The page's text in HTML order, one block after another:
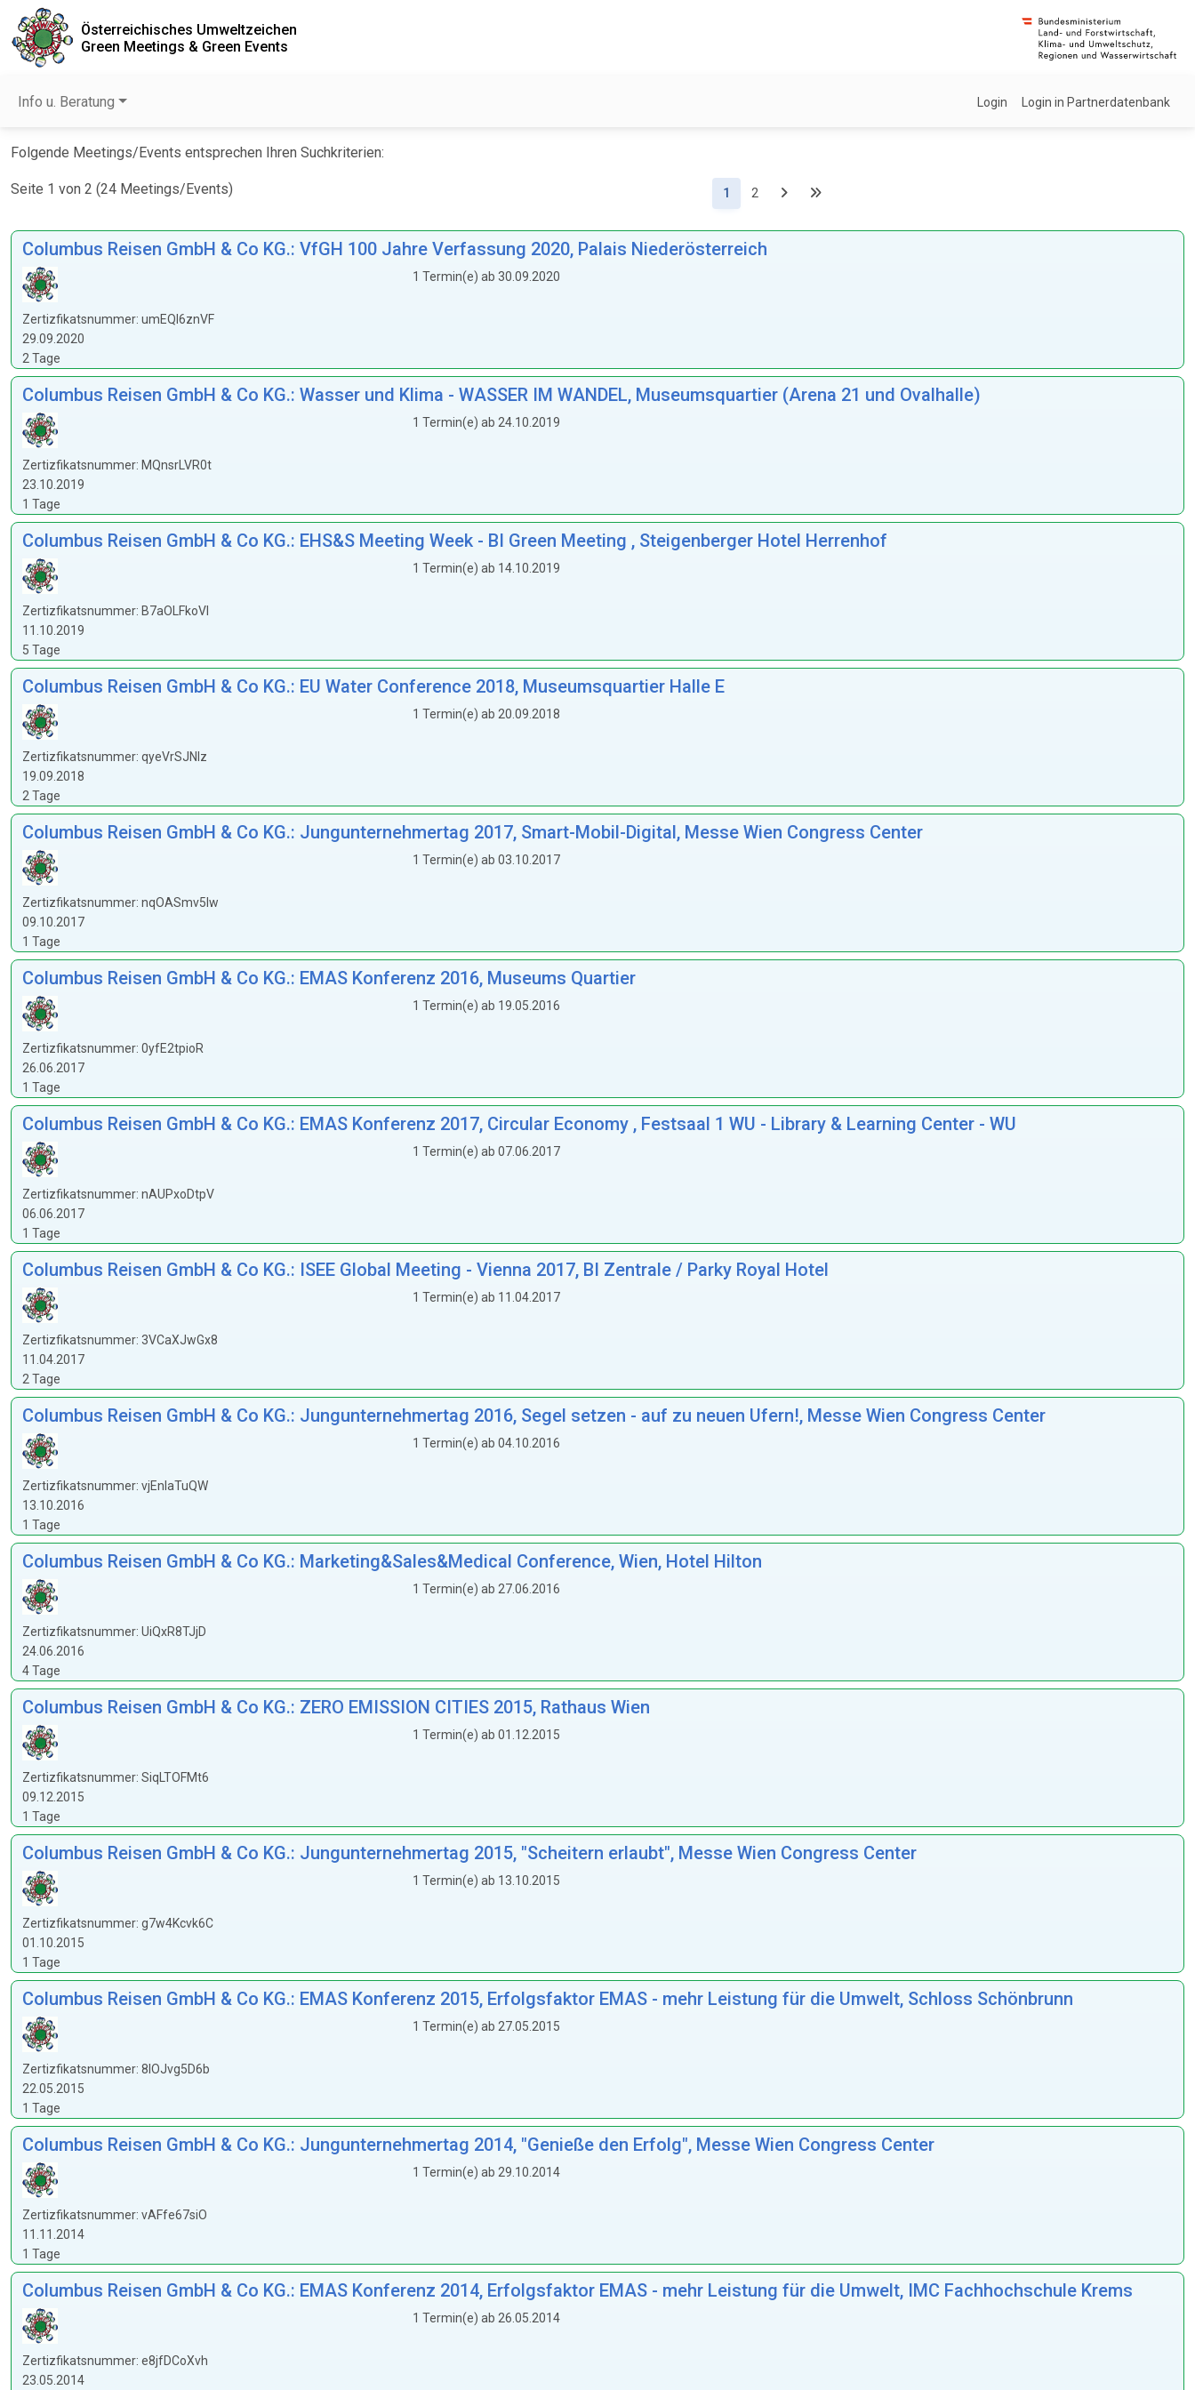
Österreichisches Umweltzeichen
Green Meetings & Green Events
Info u. Beratung Login Login in Partnerdatenbank
Folgende Meetings/Events entsprechen Ihren Suchkriterien:
Seite 1 von 2 (24 Meetings/Events) 1 (Aktuell)
2
Columbus Reisen GmbH & Co KG.: VfGH 100 Jahre Verfassung 2020, Palais Niederösterreich
Zertizfikatsnummer: umEQl6znVF
29.09.2020
2 Tage
1 Termin(e) ab 30.09.2020
Columbus Reisen GmbH & Co KG.: Wasser und Klima - WASSER IM WANDEL, Museumsquartier (Arena 21 und Ovalhalle)
Zertizfikatsnummer: MQnsrLVR0t
23.10.2019
1 Tage
1 Termin(e) ab 24.10.2019
Columbus Reisen GmbH & Co KG.: EHS&S Meeting Week - BI Green Meeting , Steigenberger Hotel Herrenhof
Zertizfikatsnummer: B7aOLFkoVl
11.10.2019
5 Tage
1 Termin(e) ab 14.10.2019
Columbus Reisen GmbH & Co KG.: EU Water Conference 2018, Museumsquartier Halle E
Zertizfikatsnummer: qyeVrSJNlz
19.09.2018
2 Tage
1 Termin(e) ab 20.09.2018
Columbus Reisen GmbH & Co KG.: Jungunternehmertag 2017, Smart-Mobil-Digital, Messe Wien Congress Center
Zertizfikatsnummer: nqOASmv5Iw
09.10.2017
1 Tage
1 Termin(e) ab 03.10.2017
Columbus Reisen GmbH & Co KG.: EMAS Konferenz 2016, Museums Quartier
Zertizfikatsnummer: 0yfE2tpioR
26.06.2017
1 Tage
1 Termin(e) ab 19.05.2016
Columbus Reisen GmbH & Co KG.: EMAS Konferenz 2017, Circular Economy , Festsaal 1 WU - Library & Learning Center - WU
Zertizfikatsnummer: nAUPxoDtpV
06.06.2017
1 Tage
1 Termin(e) ab 07.06.2017
Columbus Reisen GmbH & Co KG.: ISEE Global Meeting - Vienna 2017, BI Zentrale / Parky Royal Hotel
Zertizfikatsnummer: 3VCaXJwGx8
11.04.2017
2 Tage
1 Termin(e) ab 11.04.2017
Columbus Reisen GmbH & Co KG.: Jungunternehmertag 2016, Segel setzen - auf zu neuen Ufern!, Messe Wien Congress Center
Zertizfikatsnummer: vjEnIaTuQW
13.10.2016
1 Tage
1 Termin(e) ab 04.10.2016
Columbus Reisen GmbH & Co KG.: Marketing&Sales&Medical Conference, Wien, Hotel Hilton
Zertizfikatsnummer: UiQxR8TJjD
24.06.2016
4 Tage
1 Termin(e) ab 27.06.2016
Columbus Reisen GmbH & Co KG.: ZERO EMISSION CITIES 2015, Rathaus Wien
Zertizfikatsnummer: SiqLTOFMt6
09.12.2015
1 Tage
1 Termin(e) ab 01.12.2015
Columbus Reisen GmbH & Co KG.: Jungunternehmertag 2015, "Scheitern erlaubt", Messe Wien Congress Center
Zertizfikatsnummer: g7w4Kcvk6C
01.10.2015
1 Tage
1 Termin(e) ab 13.10.2015
Columbus Reisen GmbH & Co KG.: EMAS Konferenz 2015, Erfolgsfaktor EMAS - mehr Leistung für die Umwelt, Schloss Schönbrunn
Zertizfikatsnummer: 8IOJvg5D6b
22.05.2015
1 Tage
1 Termin(e) ab 27.05.2015
Columbus Reisen GmbH & Co KG.: Jungunternehmertag 2014, "Genieße den Erfolg", Messe Wien Congress Center
Zertizfikatsnummer: vAFfe67siO
11.11.2014
1 Tage
1 Termin(e) ab 29.10.2014
Columbus Reisen GmbH & Co KG.: EMAS Konferenz 2014, Erfolgsfaktor EMAS - mehr Leistung für die Umwelt, IMC Fachhochschule Krems
Zertizfikatsnummer: e8jfDCoXvh
23.05.2014
1 Termin(e) ab 26.05.2014